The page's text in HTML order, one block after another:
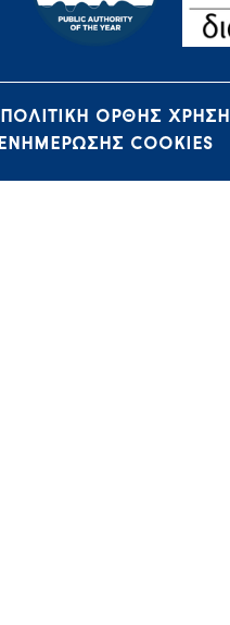
ΠΟΛΙΤΙΚΗ ΟΡΘΗΣ
ΕΝΗΜΕΡΩΣΗΣ COOKIES